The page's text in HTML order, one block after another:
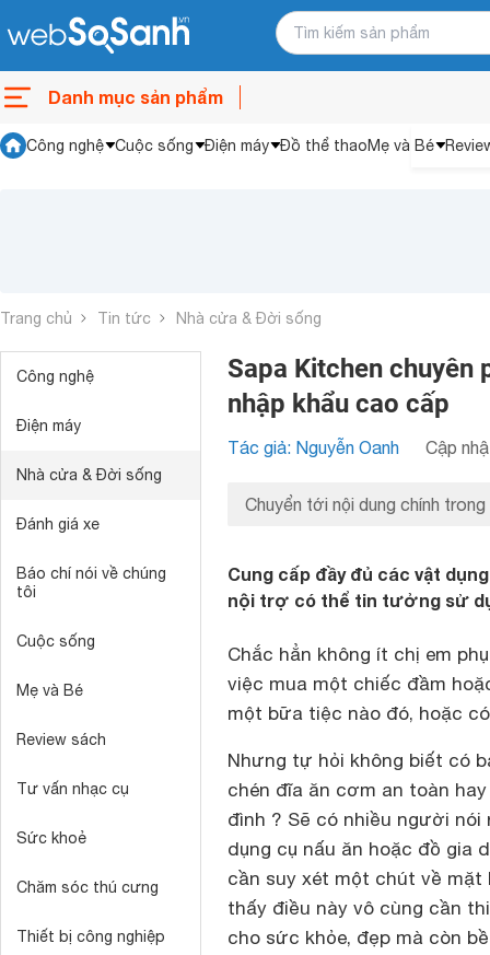
Danh mục sản phẩm
Công nghệ Cuộc sống Điện máy Đồ thể thaoMẹ và Bé
Trang chủ Tin tức Nhà cửa & Đời sống
Công nghệ
Điện máy
Nhà cửa & Đời sống
Đánh giá xe
Báo chí nói về chúng
tôi
Cuộc sống
Mẹ và Bé
Review sách
Tư vấn nhạc cụ
Sức khoẻ
Chăm sóc thú cưng
Thiết bị công nghiệp
Sapa Kitchen chuyên
nhập khẩu cao cấp
Tác giả: Nguyễn Oanh Cập
Chuyển tới nội dung chính trong
Cung cấp đầy đủ các vật
nội trợ có thể tin tưởng sử
Chắc hẳn không ít chị em
việc mua một chiếc đầm
một bữa tiệc nào đó, hoặc
Nhưng tự hỏi không biết có
chén đĩa ăn cơm an toàn
đình ? Sẽ có nhiều người
dụng cụ nấu ăn hoặc đồ gia
cần suy xét một chút về mặt
thấy điều này vô cùng cần
cho sức khỏe, đẹp mà còn